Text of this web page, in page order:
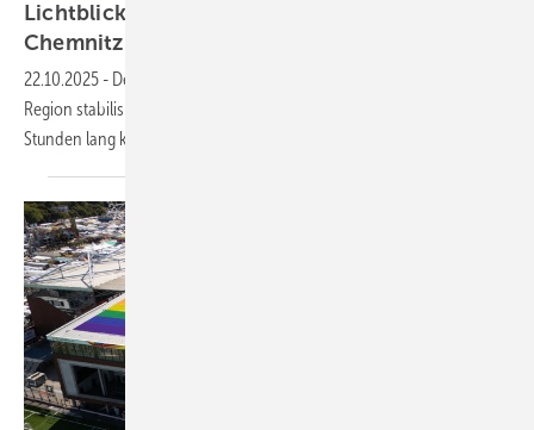
Lichtblick installiert 84 Speichercontainer bei
Chemnitz
22.10.2025 - Der Batteriespeicher wird das Netz von Mitnetz in der
Region stabilisieren und für die Integration von Ökostrom sorgen. Vier
Stunden lang kann die Anlage 100 Megawatt Leistung